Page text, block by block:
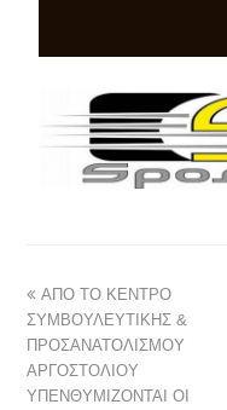
ΑΠΟ ΤΟ ΚΕΝΤΡΟ
ΣΥΜΒΟΥΛΕΥΤΙΚΗΣ &
ΠΡΟΣΑΝΑΤΟΛΙΣΜΟΥ
ΑΡΓΟΣΤΟΛΙΟΥ
ΥΠΕΝΘΥΜΙΖΟΝΤΑΙ ΟΙ